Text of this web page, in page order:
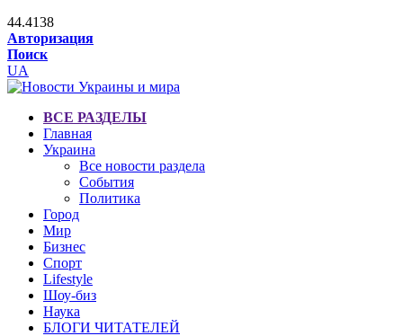
44.4138
Авторизация
Поиск
UA
ВСЕ РАЗДЕЛЫ
Главная
Украина
Все новости раздела
События
Политика
Город
Мир
Бизнес
Спорт
Lifestyle
Шоу-биз
Наука
БЛОГИ ЧИТАТЕЛЕЙ